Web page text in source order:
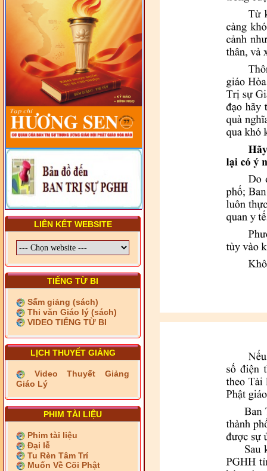
VẤN ĐỀ CHUNG VỀ PHÁP
LUẬT VÀ HỆ THỐNG PHÁP
LUẬT VIỆT NAM
- LỚP TẬP HUẤN LỊCH SỬ,
PHÁP LUẬT VIỆT NAM VÀ
HIẾN CHƯƠNG GIÁO HỘI
PGHH NHIỆM KỲ VI (2024-
2029) CHO TRỊ SỰ VIÊN
TRUNG ƯƠNG, BAN ĐẠI
DIỆN TỈNH VÀ GIÁO LÝ
VIÊN - CHUYÊN ĐỀ: SỰ RA
ĐỜI, BẢN CHẤT, CHỨC
NĂNG VÀ HÌNH THỨC CỦA
NƯỚC CHXHCN VIỆT NAM
LIÊN KẾT WEBSITE
TIẾNG TỪ BI
Sấm giảng (sách)
Thi văn Giáo lý (sách)
VIDEO TIẾNG TỪ BI
LỊCH THUYẾT GIẢNG
Video Thuyết Giảng
Giáo Lý
PHIM TÀI LIỆU
Phim tài liệu
Đại lễ
Tu Rèn Tâm Trí
Muốn Về Cõi Phật